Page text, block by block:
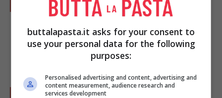
subito, accompagnando con un contorno di
patate al forno profumate al rosmarino,
oppure con dei pisellini al burro.
Se volete invece preparare una ricetta più
buttalapasta.it asks for your consent to
use your personal data for the following
purposes:
Personalised advertising and content, advertising and
content measurement, audience research and
services development